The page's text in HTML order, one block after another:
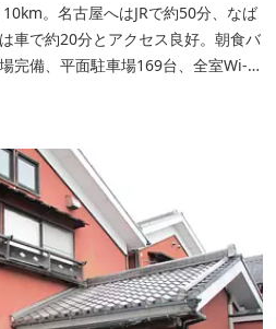
。名古屋へはJRで約50分、なば
車で約20分とアクセス良好。朝食バ
完備、平面駐車場169台、全室Wi-Fi
利用頂ける快適なホテルライフをご